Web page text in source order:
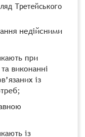
Третейського
недійсними
при
виконанні
із
із